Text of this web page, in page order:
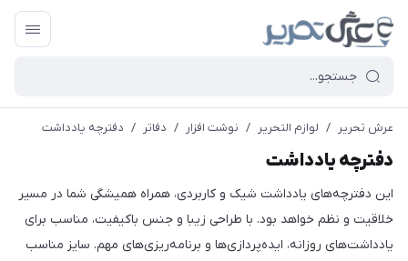
عرش تحریر / لوازم التحریر / نوشت افزار / دفاتر / دفترچه یادداشت
دفترچه یادداشت
این دفترچه‌های یادداشت شیک و کاربردی، همراه همیشگی شما در مسیر
خلاقیت و نظم خواهد بود. با طراحی زیبا و جنس باکیفیت، مناسب برای
یادداشت‌های روزانه، ایده‌پردازی‌ها و برنامه‌ریزی‌های مهم. سایز مناسب